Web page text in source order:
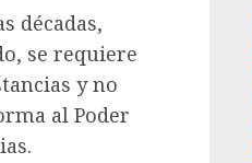
décadas,
se requiere
y no
al Poder